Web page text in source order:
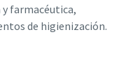
farmacéutica,
de higienización.